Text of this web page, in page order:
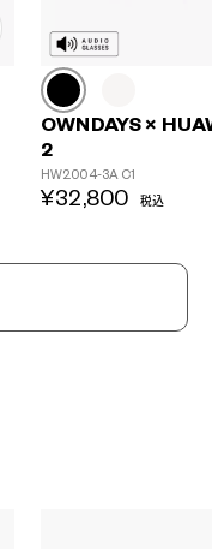
OWNDAYS ×
2
HW2004-3A C1
¥32,800 税込